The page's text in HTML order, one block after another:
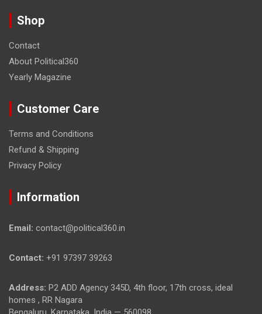
Shop
Contact
About Political360
Yearly Magazine
Customer Care
Terms and Conditions
Refund & Shipping
Privacy Policy
Information
Email: contact@political360.in
Contact: +91 97397 39263
Address: P2 ADD Agency 345D, 4th floor, 17th cross, ideal
homes , RR Nagara